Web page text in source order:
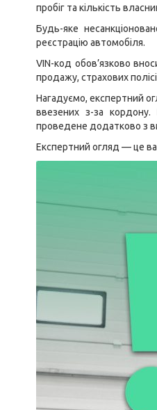
пробіг та кількість
Будь-яке
реєстрацію автомобіля.
VIN-код обов’язково
продажу, страхових
Нагадуємо, експертний
ввезених з-за
проведене додатково з
Експертний огляд — це